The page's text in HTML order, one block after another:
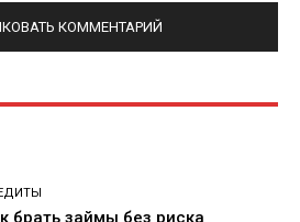
брать займы без риска